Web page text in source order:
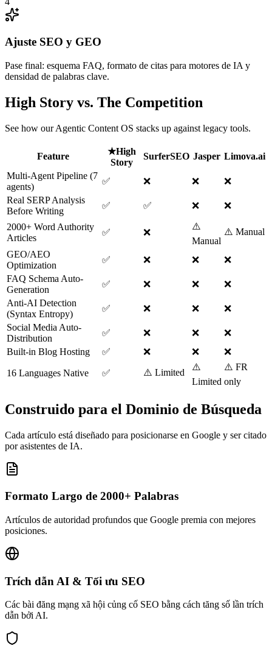
Ajuste SEO y GEO
Pase final: esquema FAQ, formato de citas para motores de IA y
densidad de palabras clave.
High Story vs. The Competition
See how our Agentic Content OS stacks up against legacy tools.
Feature ★High
Story
SurferSEO Jasper Limova.ai
Multi-Agent Pipeline (7
agents)
✅ ❌ ❌
❌
Real SERP Analysis
Before Writing
✅ ✅ ❌ ❌
2000+ Word Authority
Articles
✅ ❌
⚠️
Manual
⚠️ Manual
GEO/AEO
Optimization
✅ ❌ ❌
❌
FAQ Schema Auto-
Generation
✅ ❌ ❌
❌
Anti-AI Detection
(Syntax Entropy)
✅ ❌ ❌
❌
Social Media Auto-
Distribution
✅ ❌ ❌
❌
Built-in Blog Hosting
✅ ❌ ❌ ❌
16 Languages Native ✅ ⚠️ Limited
⚠️
Limited
⚠️ FR
only
Construido para el Dominio de Búsqueda
Cada artículo está diseñado para posicionarse en Google y ser citado
por asistentes de IA.
Formato Largo de 2000+ Palabras
Artículos de autoridad profundos que Google premia con mejores
posiciones.
Trích dẫn AI & Tối ưu SEO
Các bài đăng mạng xã hội củng cố SEO bằng cách tăng số lần trích
dẫn bởi AI.